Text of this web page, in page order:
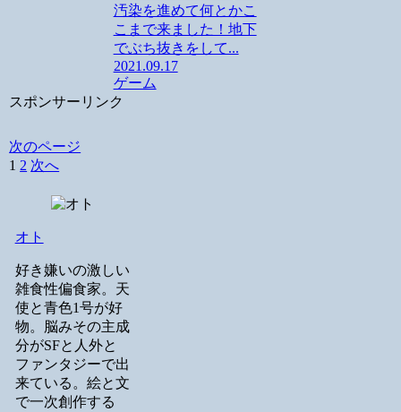
汚染を進めて何とかこ
こまで来ました！地下
でぶち抜きをして...
2021.09.17
ゲーム
スポンサーリンク
次のページ
1 2 次へ
オト
好き嫌いの激しい
雑食性偏食家。天
使と青色1号が好
物。脳みその主成
分がSFと人外と
ファンタジーで出
来ている。絵と文
で一次創作する